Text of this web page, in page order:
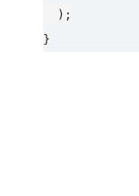
  );